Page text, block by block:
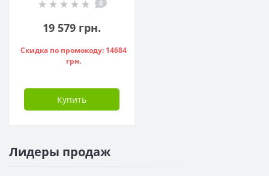
A34H242000 0
19 579 грн.
Скидка по промокоду: 14684
грн.
Купить
Лидеры продаж